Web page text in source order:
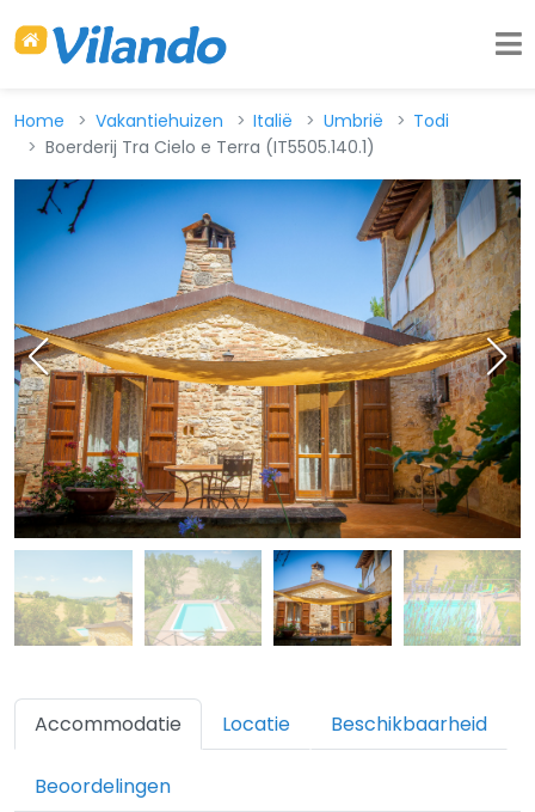
Home Vakantiehuizen Italië Umbrië
Todi
Boerderij Tra Cielo e Terra (IT5505.140.1)
Accommodatie Locatie Beschikbaarheid
Beoordelingen